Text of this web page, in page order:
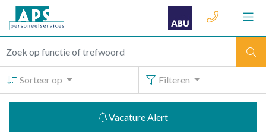
Sorteer op Filteren
Vacature Alert